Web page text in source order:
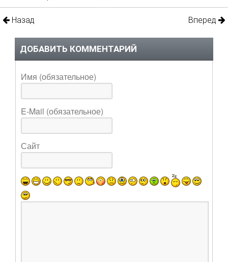
Назад Вперед
ДОБАВИТЬ КОММЕНТАРИЙ
Имя (обязательное)
E-Mail (обязательное)
Сайт